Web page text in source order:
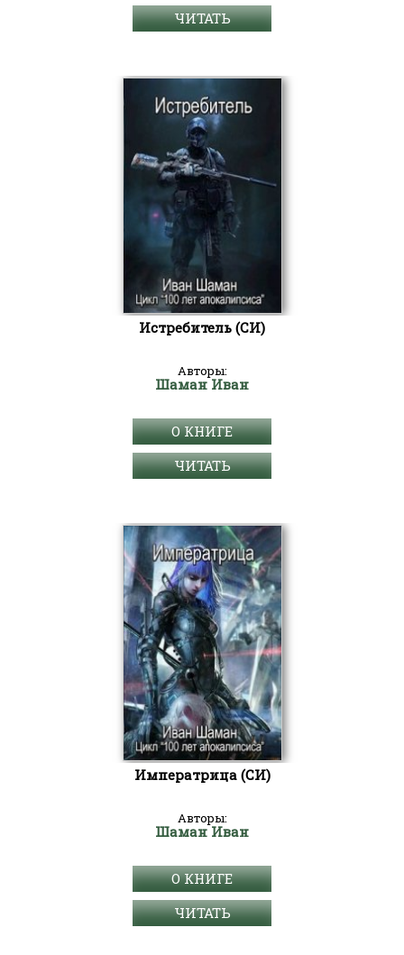
ЧИТАТЬ
Истребитель (СИ)
Авторы:
Шаман Иван
О КНИГЕ
ЧИТАТЬ
Императрица (СИ)
Авторы:
Шаман Иван
О КНИГЕ
ЧИТАТЬ